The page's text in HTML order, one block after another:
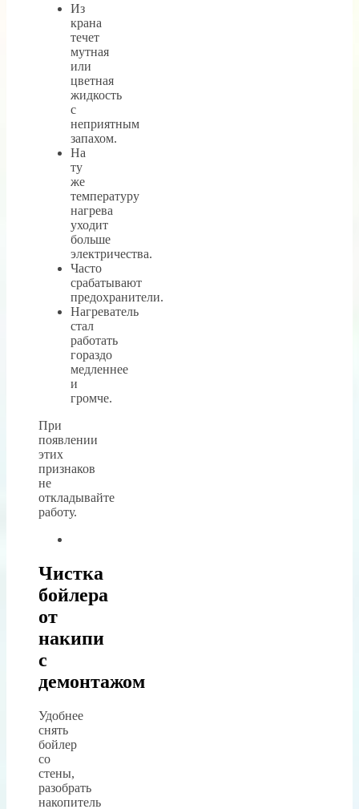
Из
крана
течет
мутная
или
цветная
жидкость
с
неприятным
запахом.
На
ту
же
температуру
нагрева
уходит
больше
электричества.
Часто
срабатывают
предохранители.
Нагреватель
стал
работать
гораздо
медленнее
и
громче.
При
появлении
этих
признаков
не
откладывайте
работу.
Чистка
бойлера
от
накипи
с
демонтажом
Удобнее
снять
бойлер
со
стены,
разобрать
накопитель